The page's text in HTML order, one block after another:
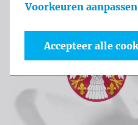
Voorkeuren aanpassen
Accepteer alle